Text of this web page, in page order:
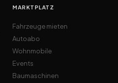
MARKTPLATZ
Fahrzeuge mieten
Autoabo
Wohnmobile
Events
Baumaschinen